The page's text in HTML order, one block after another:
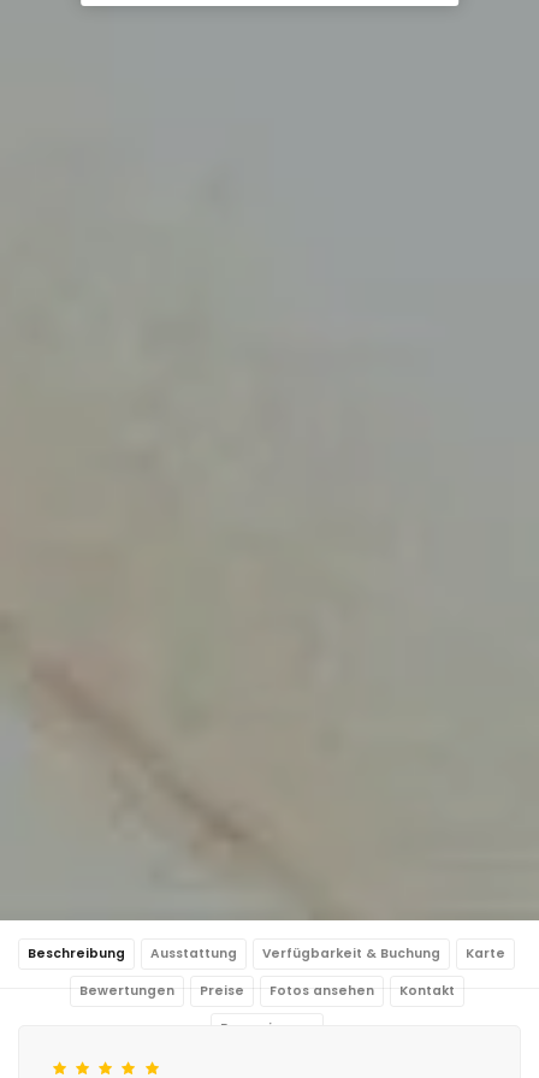
Beschreibung Ausstattung Verfügbarkeit & Buchung Karte
Bewertungen Preise Fotos ansehen Kontakt
Reservierung